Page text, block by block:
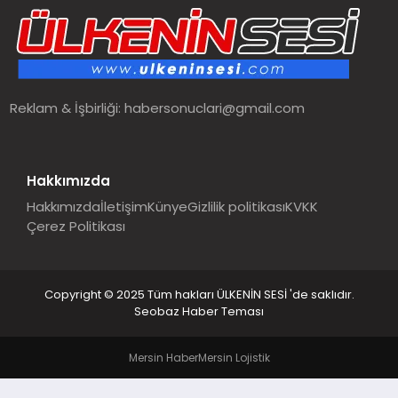
SPOR
MALATYA HABERLERI
Reklam & İşbirliği:habersonuclari@gmail.com
Hakkımızda
HakkımızdaİletişimKünyeGizlilik politikasıKVKK
Çerez Politikası
Copyright © 2025 Tüm hakları ÜLKENİN SESİ 'de saklıdır.
Seobaz Haber Teması
Mersin HaberMersin Lojistik